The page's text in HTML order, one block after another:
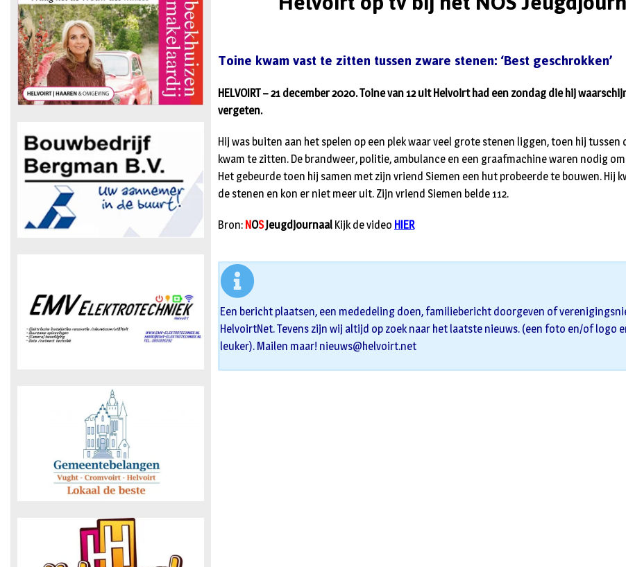
Toine kwam vast te zitten tussen zware stenen: ‘Best geschrokken’
HELVOIRT – 21 december 2020. Toine van 12 uit Helvoirt had een zondag die hij
vergeten.
Hij was buiten aan het spelen op een plek waar veel grote stenen liggen, toen hij tussen
kwam te zitten. De brandweer, politie, ambulance en een graafmachine waren nodig
Het gebeurde toen hij samen met zijn vriend Siemen een hut probeerde te bouwen. Hij
de stenen en kon er niet meer uit. Zijn vriend Siemen belde 112.
Bron: NOSJeugdjournaal Kijk de video HIER
Een bericht plaatsen, een mededeling doen, familiebericht doorgeven of
HelvoirtNet. Tevens zijn wij altijd op zoek naar het laatste nieuws. (een foto en/of logo
leuker). Mailen maar! nieuws@helvoirt.net